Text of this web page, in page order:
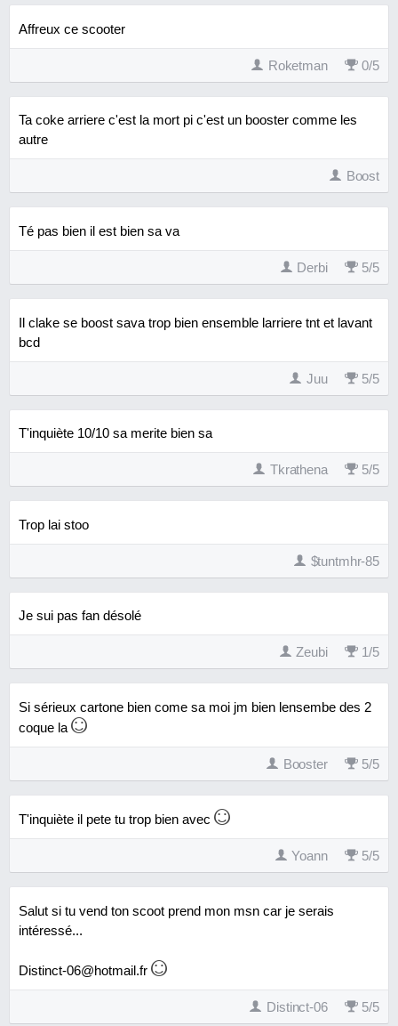
Affreux ce scooter
Roketman 0/5
Ta coke arriere c'est la mort pi c'est un booster comme les
autre
Boost
Té pas bien il est bien sa va
Derbi 5/5
Il clake se boost sava trop bien ensemble larriere tnt et lavant
bcd
Juu 5/5
T'inquiète 10/10 sa merite bien sa
Tkrathena 5/5
Trop lai stoo
$tuntmhr-85
Je sui pas fan désolé
Zeubi 1/5
Si sérieux cartone bien come sa moi jm bien lensembe des 2
coque la
Booster 5/5
T'inquiète il pete tu trop bien avec
Yoann 5/5
Salut si tu vend ton scoot prend mon msn car je serais
intéressé...
Distinct-06@hotmail.fr
Distinct-06 5/5